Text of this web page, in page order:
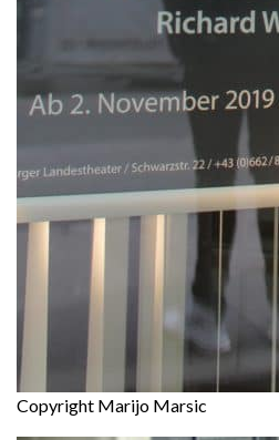
Copyright Marijo Marsic